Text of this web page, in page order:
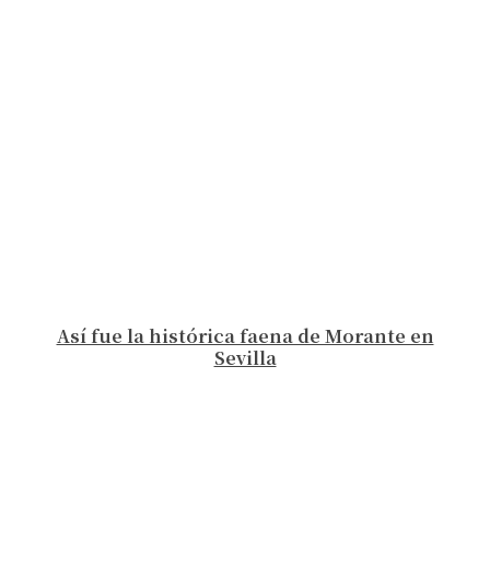
Así fue la histórica faena de Morante en
Sevilla